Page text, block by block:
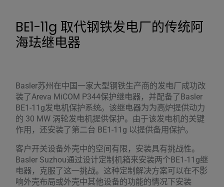
BE1-11g 取代钢铁发电厂的传统阿
海珐继电器
Basler苏州在中国一家大型钢铁生产商的发电厂成功改
装了Areva MiCOM P344保护继电器，并配备了Basler
BE1-11g发电机保护系统。该继电器为为高炉提供动力
的 30 MW 涡轮发电机提供保护。由于该发电机的关键
作用，还安装了第二台 BE1-11g 以提供备用保护。
客户开关设备外壳中的空间有限，安装具有挑战性。
Basler Suzhou通过设计定制机箱来安装两个BE1-11g继
电器，克服了这一挑战。这种定制解决方案可以在不影
响外壳布局或外壳中其他设备的功能的情况下安装